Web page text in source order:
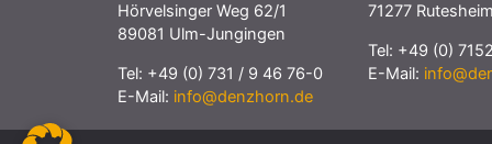
Hörvelsinger Weg 62/1
89081 Ulm-Jungingen
Tel: +49 (0) 731 / 9 46 76-0
E-Mail: info@denzhorn.de
71277
Tel: +49 (0)
E-Mail: